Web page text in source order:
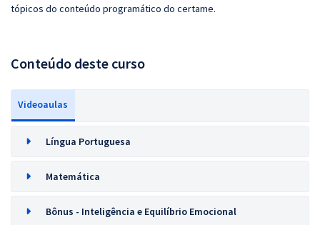
tópicos do conteúdo programático do certame.
Conteúdo deste curso
Videoaulas
Língua Portuguesa
Matemática
Bônus - Inteligência e Equilíbrio Emocional